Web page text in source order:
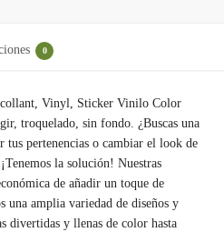
0
Vinyl, Sticker Vinilo Color
troquelado, sin fondo. ¿Buscas una
pertenencias o cambiar el look de
la solución! Nuestras
de añadir un toque de
una amplia variedad de diseños y
divertidas y llenas de color hasta